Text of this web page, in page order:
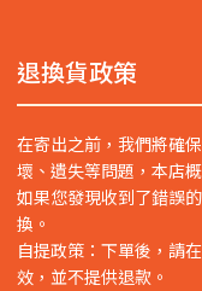
退換貨政策
在寄出之前，我們將確
壞、遺失等問題，本店
如果您發現收到了錯誤
換。
自提政策：下單後，請
效，並不提供退款。